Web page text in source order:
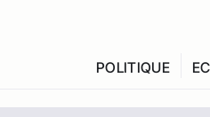
POLITIQUE